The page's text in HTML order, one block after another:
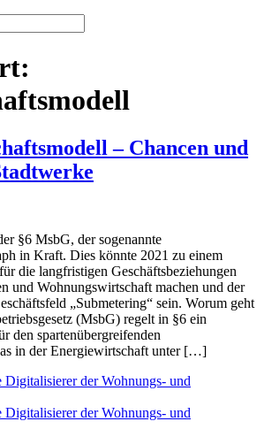
– Chancen und
§6 MsbG, der sogenannte
in Kraft. Dies könnte 2021 zu einem
die langfristigen Geschäftsbeziehungen
und Wohnungswirtschaft machen und der
„Submetering“ sein. Worum geht
(MsbG) regelt in §6 ein
den spartenübergreifenden
in der Energiewirtschaft unter […]